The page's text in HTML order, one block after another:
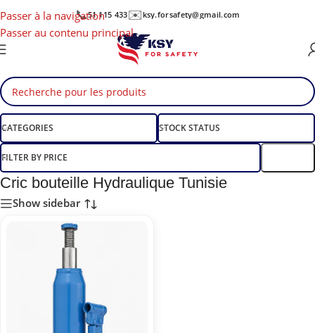
Passer à la navigation
Passer au contenu principal
📞51 115 433✉️ ksy.forsafety@gmail.com
CATEGORIES STOCK STATUS
FILTER BY PRICE
Cric bouteille Hydraulique Tunisie
Show sidebar